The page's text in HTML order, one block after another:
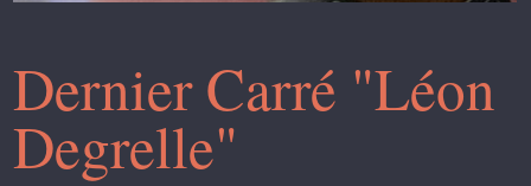
Dernier Carré "Léon
Degrelle"